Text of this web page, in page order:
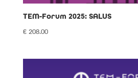
TEM-Forum 2025: SALUS
€208.00